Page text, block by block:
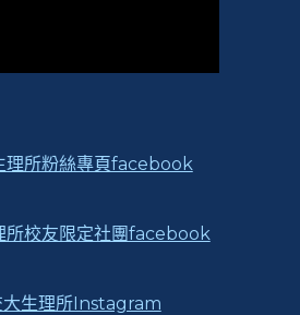
理所粉絲專頁facebook
所校友限定社團facebook
大生理所Instagram